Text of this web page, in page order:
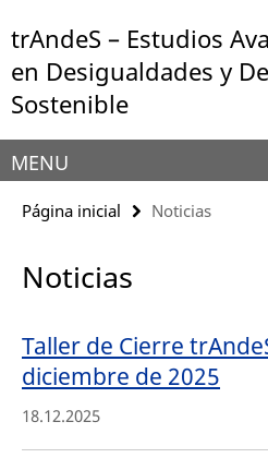
direkt
zu
Inhalt
trAndeS – Estudios
en Desigualdades y
Sostenible
Herramientas
de
navegación
MENU
Página inicial Noticias
Noticias
Taller de Cierre
diciembre de 2025
18.12.2025